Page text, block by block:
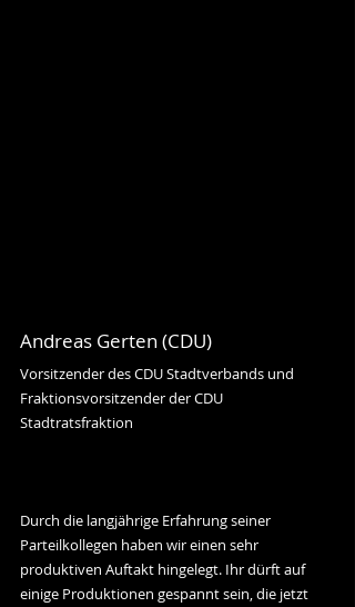
Andreas Gerten (CDU)
Vorsitzender des CDU Stadtverbands und
Fraktionsvorsitzender der CDU
Stadtratsfraktion
Durch die langjährige Erfahrung seiner
Parteilkollegen haben wir einen sehr
produktiven Auftakt hingelegt. Ihr dürft auf
einige Produktionen gespannt sein, die jetzt